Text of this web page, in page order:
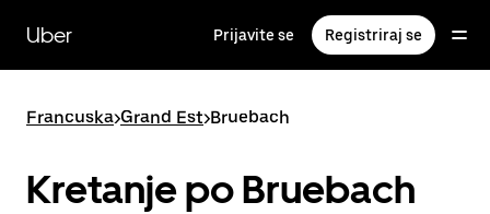
glavni
sadržaj
Uber Prijavite se Registriraj se
Francuska>Grand Est>Bruebach
Kretanje po Bruebach